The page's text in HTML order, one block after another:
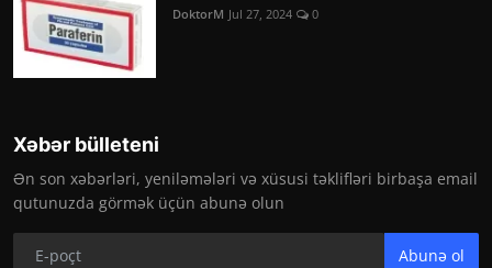
DoktorM Jul 27, 2024 0
Xəbər bülleteni
Ən son xəbərləri, yeniləmələri və xüsusi təklifləri birbaşa email
qutunuzda görmək üçün abunə olun
Abunə ol